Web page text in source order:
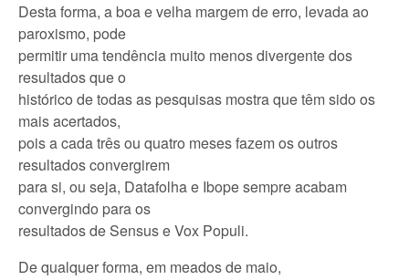
Desta forma, a boa e velha margem de erro, levada ao
paroxismo, pode
permitir uma tendência muito menos divergente dos
resultados que o
histórico de todas as pesquisas mostra que têm sido os
mais acertados,
pois a cada três ou quatro meses fazem os outros
resultados convergirem
para si, ou seja, Datafolha e Ibope sempre acabam
convergindo para os
resultados de Sensus e Vox Populi.
De qualquer forma, em meados de maio,